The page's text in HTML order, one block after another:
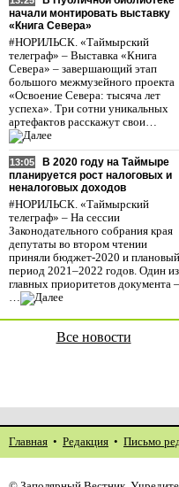
начали монтировать выставку
«Книга Севера»
#НОРИЛЬСК. «Таймырский
телеграф» – Выставка «Книга
Севера» – завершающий этап
большого межмузейного проекта
«Освоение Севера: тысяча лет
успеха». Три сотни уникальных
артефактов расскажут свои…
13:05
В 2020 году на Таймыре
планируется рост налоговых и
неналоговых доходов
#НОРИЛЬСК. «Таймырский
телеграф» – На сессии
Законодательного собрания края
депутаты во втором чтении
приняли бюджет-2020 и плановый
период 2021–2022 годов. Один из
главных приоритетов документа –
…
Все новости
Главная • Редакция • Письмо